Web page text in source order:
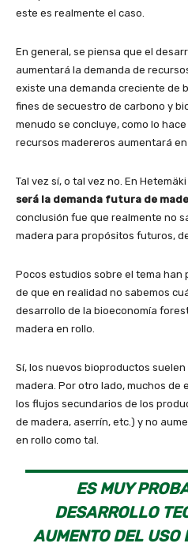
este es realmente el caso.
En general, se piensa que el
aumentará la demanda de
existe una demanda creciente de
fines de secuestro de carbono y
menudo se concluye, como lo
recursos madereros aumentará
Tal vez sí, o tal vez no. En
será la demanda futura de
conclusión fue que realmente no
madera para propósitos futuros,
Pocos estudios sobre el tema han
de que en realidad no sabemos
desarrollo de la bioeconomía
madera en rollo.
Sí, los nuevos bioproductos
madera. Por otro lado, muchos de
los flujos secundarios de los
de madera, aserrín, etc.) y no
en rollo como tal.
ES MUY
DESARROLLO
AUMENTO DEL USO